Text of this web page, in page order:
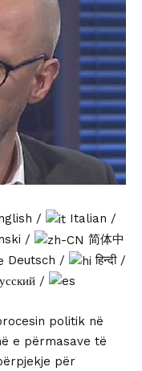
/ Italian /
/
简体中
Deutsch / हिन्दी/
/
politik në
e përmasave të
për